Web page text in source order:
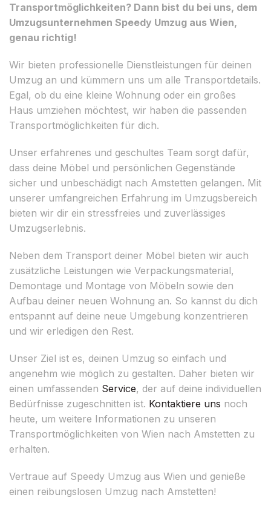
Transportmöglichkeiten? Dann bist du bei uns, dem
Umzugsunternehmen Speedy Umzug aus Wien,
genau richtig!
Wir bieten professionelle Dienstleistungen für deinen
Umzug an und kümmern uns um alle Transportdetails.
Egal, ob du eine kleine Wohnung oder ein großes
Haus umziehen möchtest, wir haben die passenden
Transportmöglichkeiten für dich.
Unser erfahrenes und geschultes Team sorgt dafür,
dass deine Möbel und persönlichen Gegenstände
sicher und unbeschädigt nach Amstetten gelangen. Mit
unserer umfangreichen Erfahrung im Umzugsbereich
bieten wir dir ein stressfreies und zuverlässiges
Umzugserlebnis.
Neben dem Transport deiner Möbel bieten wir auch
zusätzliche Leistungen wie Verpackungsmaterial,
Demontage und Montage von Möbeln sowie den
Aufbau deiner neuen Wohnung an. So kannst du dich
entspannt auf deine neue Umgebung konzentrieren
und wir erledigen den Rest.
Unser Ziel ist es, deinen Umzug so einfach und
angenehm wie möglich zu gestalten. Daher bieten wir
einen umfassenden Service, der auf deine individuellen
Bedürfnisse zugeschnitten ist. Kontaktiere uns noch
heute, um weitere Informationen zu unseren
Transportmöglichkeiten von Wien nach Amstetten zu
erhalten.
Vertraue auf Speedy Umzug aus Wien und genieße
einen reibungslosen Umzug nach Amstetten!